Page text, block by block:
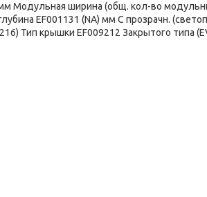
Модульная ширина (общ. кол-во
EF001131 (NA) мм С прозрачн.
Тип крышки EF009212 Закрытого типа